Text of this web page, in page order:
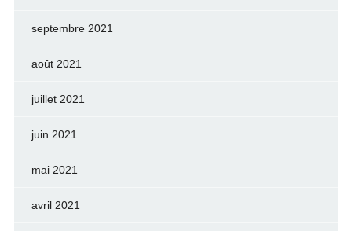
septembre 2021
août 2021
juillet 2021
juin 2021
mai 2021
avril 2021